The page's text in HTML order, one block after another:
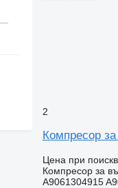
2
Компресор
Цена при
Компресор за
A9061304915